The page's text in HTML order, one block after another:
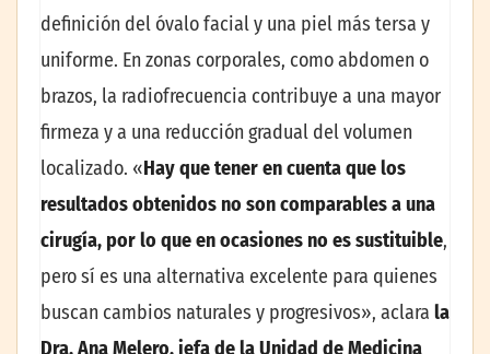
definición del óvalo facial y una piel más tersa y
uniforme. En zonas corporales, como abdomen o
brazos, la radiofrecuencia contribuye a una mayor
firmeza y a una reducción gradual del volumen
localizado. «Hay que tener en cuenta que los
resultados obtenidos no son comparables a una
cirugía, por lo que en ocasiones no es sustituible,
pero sí es una alternativa excelente para quienes
buscan cambios naturales y progresivos», aclara la
Dra. Ana Melero, jefa de la Unidad de Medicina